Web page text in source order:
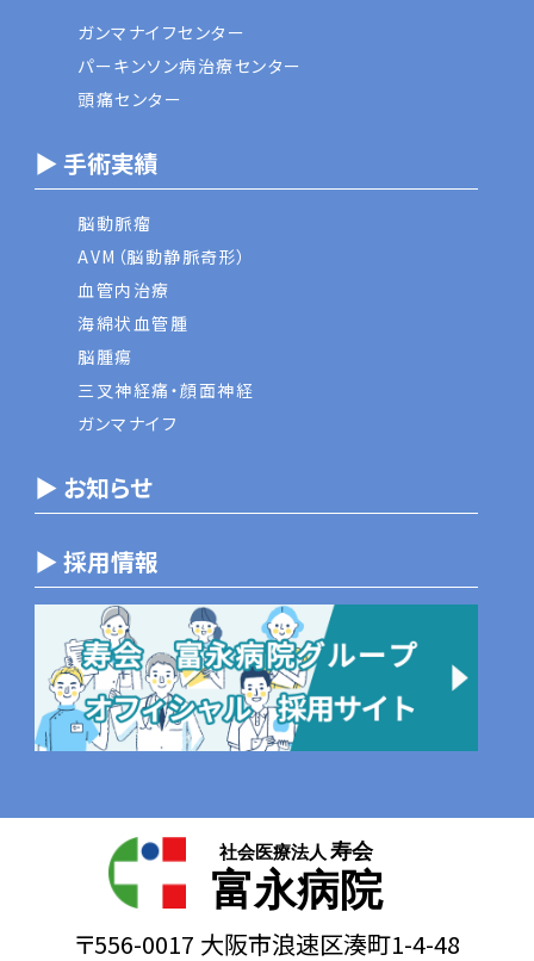
ガンマナイフセンター
パーキンソン病治療センター
頭痛センター
▶ 手術実績
脳動脈瘤
AVM（脳動静脈奇形）
血管内治療
海綿状血管腫
脳腫瘍
三叉神経痛・顔面神経
ガンマナイフ
▶ お知らせ
▶ 採用情報
社会医療法人 寿会
富永病院
〒556-0017 大阪市浪速区湊町1-4-48